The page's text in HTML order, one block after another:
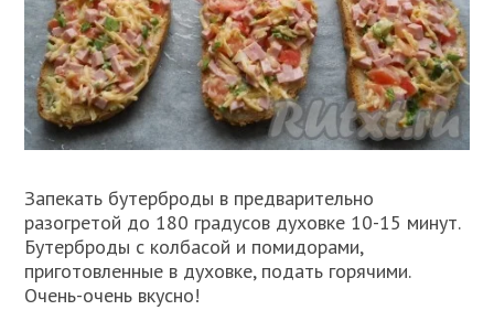
Запекать бутерброды в предварительно
разогретой до 180 градусов духовке 10-15 минут.
Бутерброды с колбасой и помидорами,
приготовленные в духовке, подать горячими.
Очень-очень вкусно!